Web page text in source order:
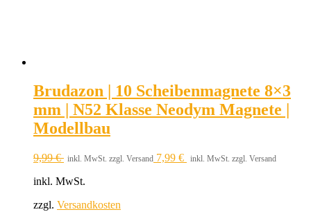
Brudazon | 10 Scheibenmagnete 8×3
mm | N52 Klasse Neodym Magnete |
Modellbau
9,99€ inkl. MwSt. zzgl. Versand 7,99 € inkl. MwSt. zzgl. Versand
inkl. MwSt.
zzgl. Versandkosten